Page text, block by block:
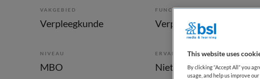
VAKGEBIED
Verpleegkunde
FUNCTIE
NIVEAU
MBO
ERVARING
Niet nader bepaald
This website uses
By clicking “Accept All” you
usage, and help us improve